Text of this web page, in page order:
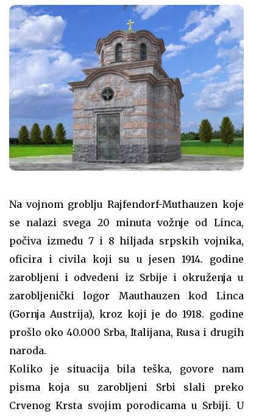
Na vojnom groblju Rajfendorf-Muthauzen koje
se nalazi svega 20 minuta vožnje od Linca,
počiva između 7 i 8 hiljada srpskih vojnika,
oficira i civila koji su u jesen 1914. godine
zarobljeni i odvedeni iz Srbije i okruženja u
zarobljenički logor Mauthauzen kod Linca
(Gornja Austrija), kroz koji je do 1918. godine
prošlo oko 40.000 Srba, Italijana, Rusa i drugih
naroda.
Koliko je situacija bila teška, govore nam
pisma koja su zarobljeni Srbi slali preko
Crvenog Krsta svojim porodicama u Srbiji. U